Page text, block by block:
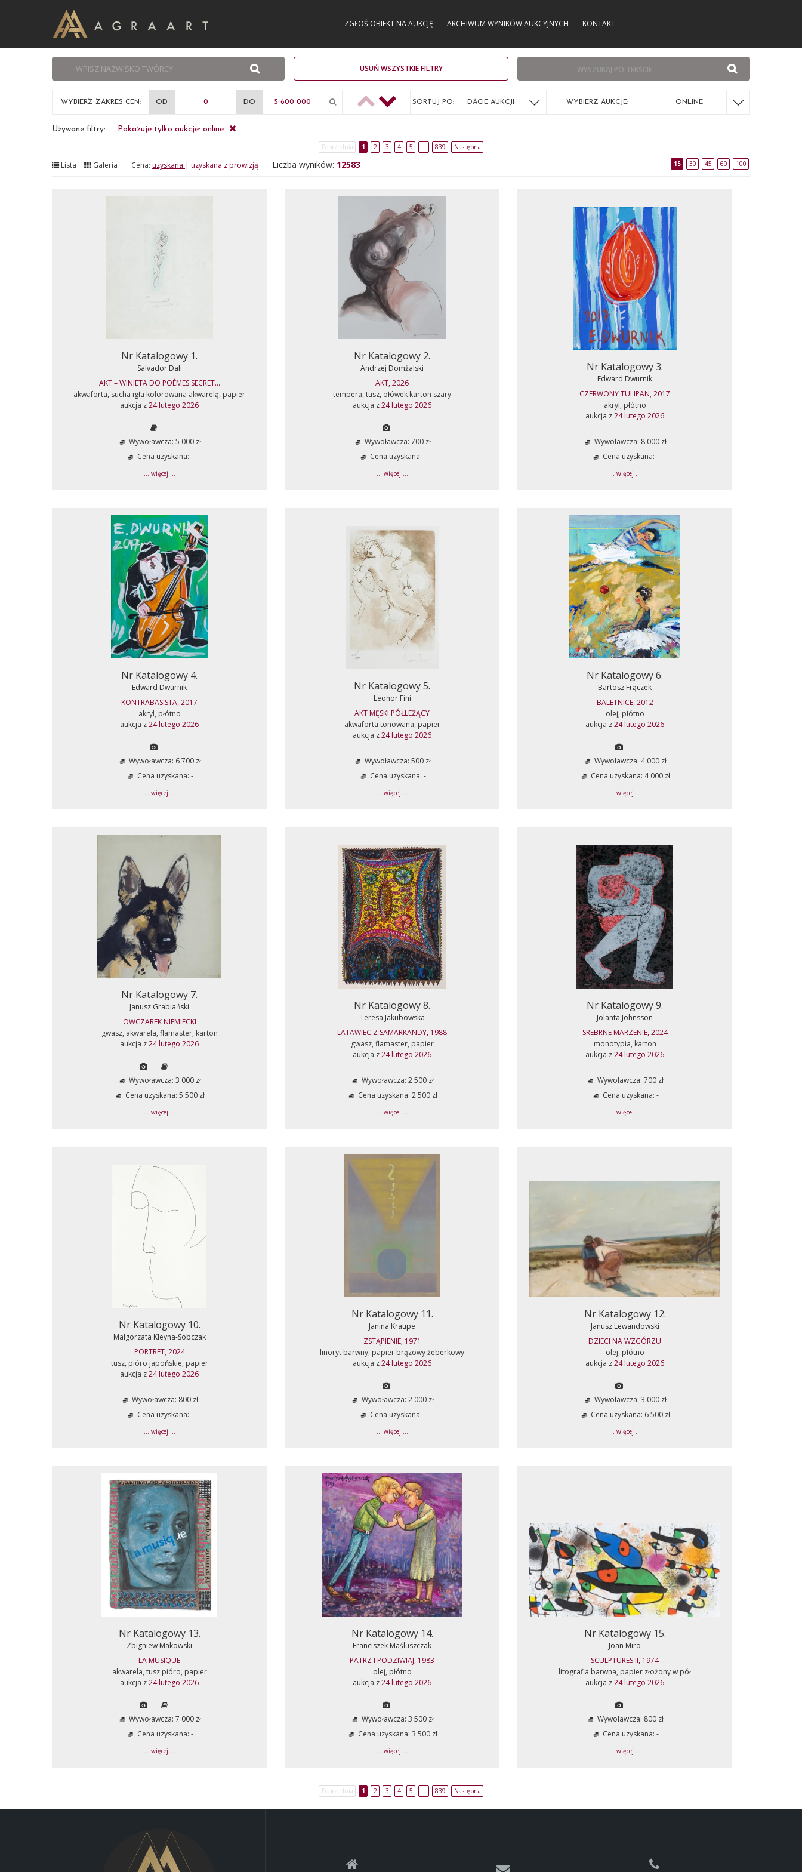
ZGŁOŚ OBIEKT NA AUKCJĘ ARCHIWUM WYNIKÓW AUKCYJNYCH KONTAKT
USUŃ WSZYSTKIE FILTRY
WYBIERZ ZAKRES CEN: OD DO SORTUJ PO: DACIE AUKCJI WYBIERZ AUKCJE: ONLINE
Używane filtry: Pokazuje tylko aukcje: online
Poprzednia 1 2 3 4 5 … 839 Następna
Lista Galeria Cena: uzyskana | uzyskana z prowizją Liczba wyników: 12583 15 30 45 60 100
Nr Katalogowy 1.
Salvador Dali
AKT – WINIETA DO POÈMES SECRET...
akwaforta, sucha igła kolorowana akwarelą, papier
aukcja z24 lutego 2026
Wywoławcza: 5 000 zł
Cena uzyskana: -
... więcej ...
Nr Katalogowy 2.
Andrzej Domżalski
AKT, 2026
tempera, tusz, ołówek karton szary
aukcja z24 lutego 2026
Wywoławcza: 700 zł
Cena uzyskana: -
... więcej ...
Nr Katalogowy 3.
Edward Dwurnik
CZERWONY TULIPAN, 2017
akryl, płótno
aukcja z24 lutego 2026
Wywoławcza: 8 000 zł
Cena uzyskana: -
... więcej ...
Nr Katalogowy 4.
Edward Dwurnik
KONTRABASISTA, 2017
akryl, płótno
aukcja z24 lutego 2026
Wywoławcza: 6 700 zł
Cena uzyskana: -
... więcej ...
Nr Katalogowy 5.
Leonor Fini
AKT MĘSKI PÓŁLEŻĄCY
akwaforta tonowana, papier
aukcja z24 lutego 2026
Wywoławcza: 500 zł
Cena uzyskana: -
... więcej ...
Nr Katalogowy 6.
Bartosz Frączek
BALETNICE, 2012
olej, płótno
aukcja z24 lutego 2026
Wywoławcza: 4 000 zł
Cena uzyskana: 4 000 zł
... więcej ...
Nr Katalogowy 7.
Janusz Grabiański
OWCZAREK NIEMIECKI
gwasz, akwarela, flamaster, karton
aukcja z24 lutego 2026
Wywoławcza: 3 000 zł
Cena uzyskana: 5 500 zł
... więcej ...
Nr Katalogowy 8.
Teresa Jakubowska
LATAWIEC Z SAMARKANDY, 1988
gwasz, flamaster, papier
aukcja z24 lutego 2026
Wywoławcza: 2 500 zł
Cena uzyskana: 2 500 zł
... więcej ...
Nr Katalogowy 9.
Jolanta Johnsson
SREBRNE MARZENIE, 2024
monotypia, karton
aukcja z24 lutego 2026
Wywoławcza: 700 zł
Cena uzyskana: -
... więcej ...
Nr Katalogowy 10.
Małgorzata Kleyna-Sobczak
PORTRET, 2024
tusz, pióro japońskie, papier
aukcja z24 lutego 2026
Wywoławcza: 800 zł
Cena uzyskana: -
... więcej ...
Nr Katalogowy 11.
Janina Kraupe
ZSTĄPIENIE, 1971
linoryt barwny, papier brązowy żeberkowy
aukcja z24 lutego 2026
Wywoławcza: 2 000 zł
Cena uzyskana: -
... więcej ...
Nr Katalogowy 12.
Janusz Lewandowski
DZIECI NA WZGÓRZU
olej, płótno
aukcja z24 lutego 2026
Wywoławcza: 3 000 zł
Cena uzyskana: 6 500 zł
... więcej ...
Nr Katalogowy 13.
Zbigniew Makowski
LA MUSIQUE
akwarela, tusz pióro, papier
aukcja z24 lutego 2026
Wywoławcza: 7 000 zł
Cena uzyskana: -
... więcej ...
Nr Katalogowy 14.
Franciszek Maśluszczak
PATRZ I PODZIWIAJ, 1983
olej, płótno
aukcja z24 lutego 2026
Wywoławcza: 3 500 zł
Cena uzyskana: 3 500 zł
... więcej ...
Nr Katalogowy 15.
Joan Miro
SCULPTURES II, 1974
litografia barwna, papier złożony w pół
aukcja z24 lutego 2026
Wywoławcza: 800 zł
Cena uzyskana: -
... więcej ...
Poprzednia 1 2 3 4 5 … 839 Następna